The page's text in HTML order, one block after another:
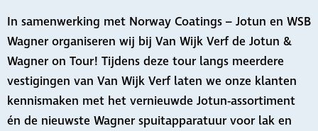
In samenwerking met Norway Coatings – Jotun en WSB
Wagner organiseren wij bij Van Wijk Verf de Jotun &
Wagner on Tour! Tijdens deze tour langs meerdere
vestigingen van Van Wijk Verf laten we onze klanten
kennismaken met het vernieuwde Jotun-assortiment
én de nieuwste Wagner spuitapparatuur voor lak en